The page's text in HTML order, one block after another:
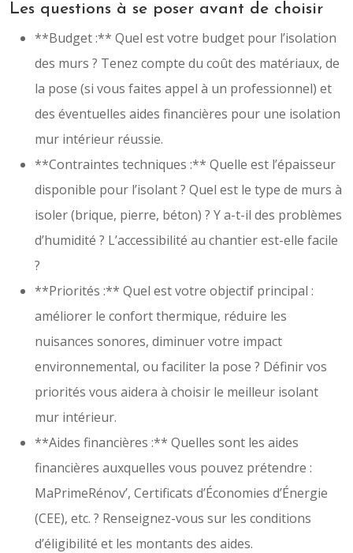
Les questions à se poser avant de choisir
**Budget :** Quel est votre budget pour l’isolation
des murs ? Tenez compte du coût des matériaux, de
la pose (si vous faites appel à un professionnel) et
des éventuelles aides financières pour une isolation
mur intérieur réussie.
**Contraintes techniques :** Quelle est l’épaisseur
disponible pour l’isolant ? Quel est le type de murs à
isoler (brique, pierre, béton) ? Y a-t-il des problèmes
d’humidité ? L’accessibilité au chantier est-elle facile
?
**Priorités :** Quel est votre objectif principal :
améliorer le confort thermique, réduire les
nuisances sonores, diminuer votre impact
environnemental, ou faciliter la pose ? Définir vos
priorités vous aidera à choisir le meilleur isolant
mur intérieur.
**Aides financières :** Quelles sont les aides
financières auxquelles vous pouvez prétendre :
MaPrimeRénov’, Certificats d’Économies d’Énergie
(CEE), etc. ? Renseignez-vous sur les conditions
d’éligibilité et les montants des aides.